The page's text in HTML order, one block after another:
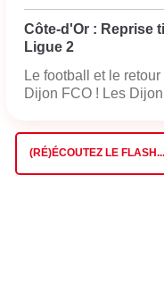
Côte-d'Or : Reprise
Ligue 2
Le football et le
Dijon FCO ! Les
(RÉ)ÉCOUTEZ LE FLASH...